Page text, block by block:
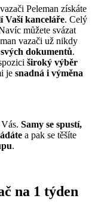
Peleman získáte
Vaší kanceláře. Celý
můžete svázat
vazači už nikdy
dokumentů.
široký výběr
je snadná i výměna
Samy se spustí,
a pak se těšíte
.
na 1 týden